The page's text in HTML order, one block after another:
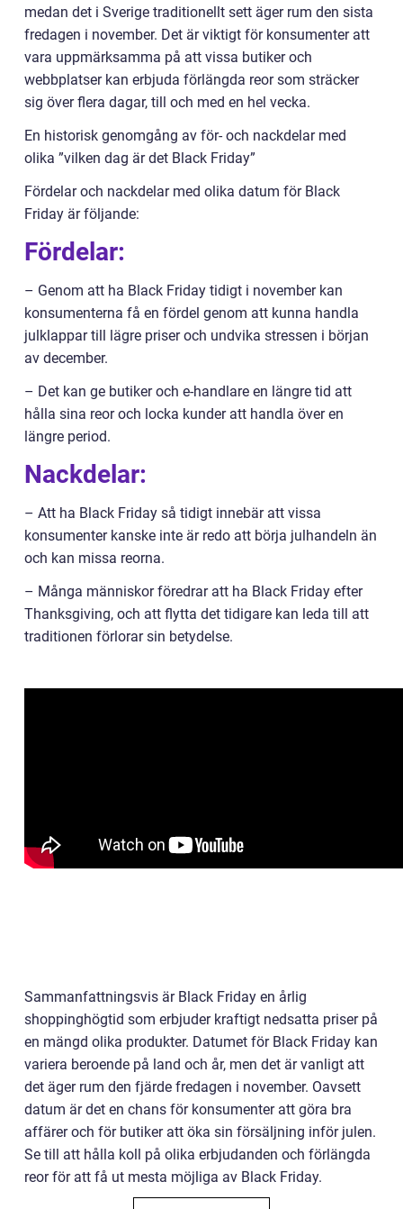
medan det i Sverige traditionellt sett äger rum den sista
fredagen i november. Det är viktigt för konsumenter att
vara uppmärksamma på att vissa butiker och
webbplatser kan erbjuda förlängda reor som sträcker
sig över flera dagar, till och med en hel vecka.
En historisk genomgång av för- och nackdelar med
olika ”vilken dag är det Black Friday”
Fördelar och nackdelar med olika datum för Black
Friday är följande:
Fördelar:
– Genom att ha Black Friday tidigt i november kan
konsumenterna få en fördel genom att kunna handla
julklappar till lägre priser och undvika stressen i början
av december.
– Det kan ge butiker och e-handlare en längre tid att
hålla sina reor och locka kunder att handla över en
längre period.
Nackdelar:
– Att ha Black Friday så tidigt innebär att vissa
konsumenter kanske inte är redo att börja julhandeln än
och kan missa reorna.
– Många människor föredrar att ha Black Friday efter
Thanksgiving, och att flytta det tidigare kan leda till att
traditionen förlorar sin betydelse.
Sammanfattningsvis är Black Friday en årlig
shoppinghögtid som erbjuder kraftigt nedsatta priser på
en mängd olika produkter. Datumet för Black Friday kan
variera beroende på land och år, men det är vanligt att
det äger rum den fjärde fredagen i november. Oavsett
datum är det en chans för konsumenter att göra bra
affärer och för butiker att öka sin försäljning inför julen.
Se till att hålla koll på olika erbjudanden och förlängda
reor för att få ut mesta möjliga av Black Friday.